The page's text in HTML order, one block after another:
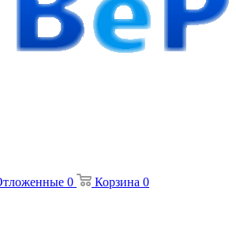
0 Корзина 0